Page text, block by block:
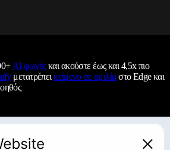
AI φωνέςκαι ακούστε έως και 4,5x πιο
μετατρέπεικείμενο σε ομιλίαστο Edge και